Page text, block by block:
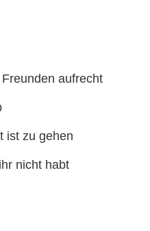
aufrecht
ist zu gehen
nicht habt